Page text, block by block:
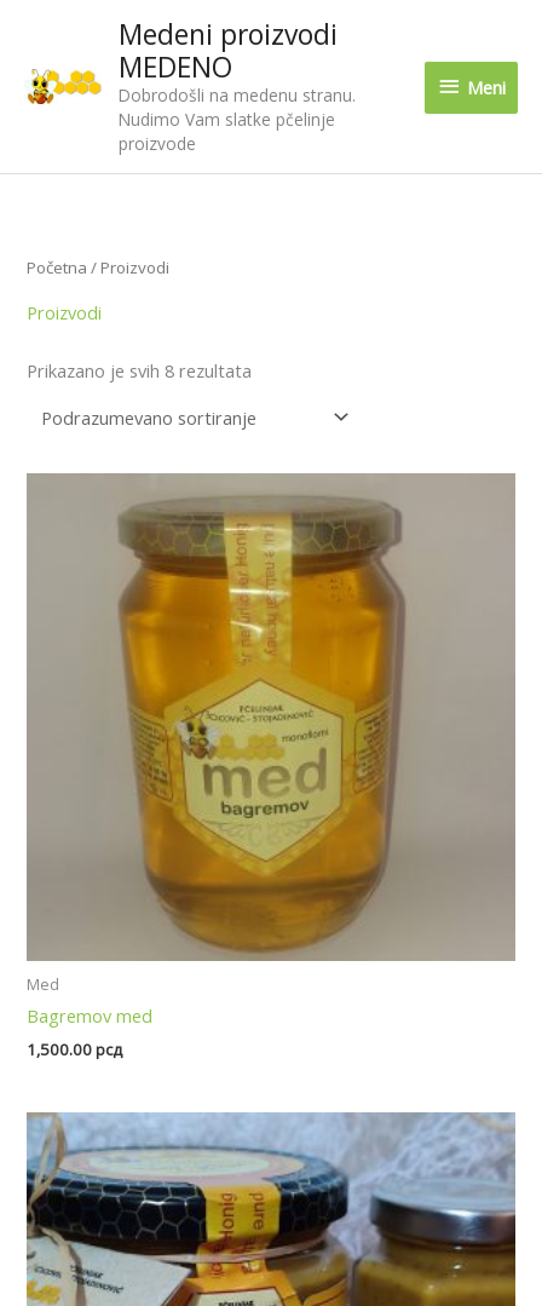
sadržaj
Medeni proizvodi
MEDENO
Dobrodošli na medenu stranu.
Nudimo Vam slatke pčelinje
proizvode
Meni
Početna / Proizvodi
Proizvodi
Prikazano je svih 8 rezultata
Med
Bagremov med
1,500.00рсд